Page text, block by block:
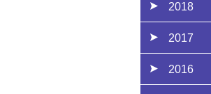
2018
2017
2016